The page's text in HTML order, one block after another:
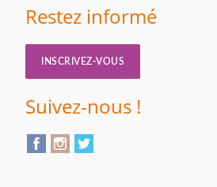
Restez informé
INSCRIVEZ-VOUS
Suivez-nous !